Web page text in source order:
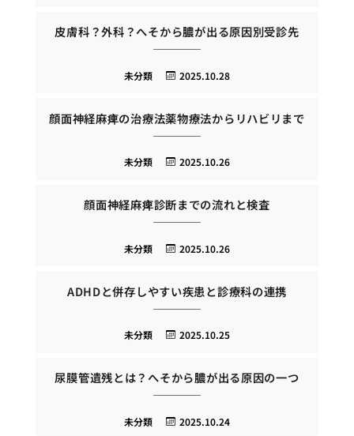
皮膚科？外科？へそから膿が出る原因別受診先
2025.10.28
未分類
顔面神経麻痺の治療法薬物療法からリハビリまで
2025.10.26
未分類
顔面神経麻痺診断までの流れと検査
2025.10.26
未分類
ADHDと併存しやすい疾患と診療科の連携
2025.10.25
未分類
尿膜管遺残とは？へそから膿が出る原因の一つ
2025.10.24
未分類